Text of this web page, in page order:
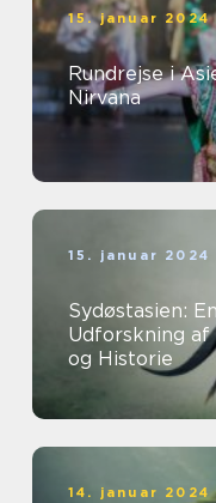
15. januar 2024
Rundrejse i
Nirvana
15. januar 2024
Sydøstasien:
Udforskning af
og Historie
14. januar 2024